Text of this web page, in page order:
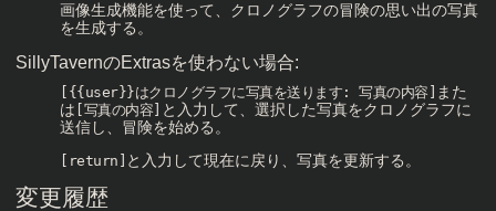
画像生成機能を使って、クロノグラフの冒険の思い出の写真
を生成する。
SillyTavernのExtrasを使わない場合:
[{{user}}はクロノグラフに写真を送ります: 写真の内容]
また
は [写真の内容]
と入力して、選択した写真をクロノグラフに
送信し、冒険を始める。
[return] と入力して現在に戻り、写真を更新する。
変更履歴